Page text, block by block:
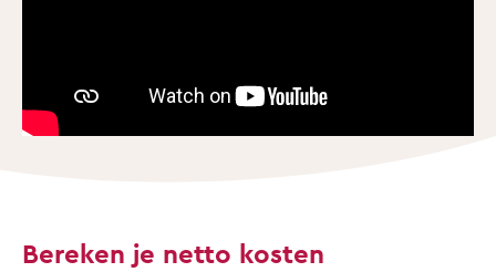
Bereken je netto kosten